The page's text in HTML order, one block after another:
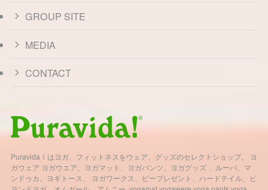
GROUP SITE
MEDIA
CONTACT
Puravida！はヨガ、フィットネスをウェア、グッズのセレクトショップ。 ヨ
ガウェア ヨガウエア、ヨガマット、ヨガパンツ、ヨガグッズ 、ルーパ、マ
ンドゥカ、ヨギトース、 ヨガワークス、ビープレゼント、ハードテイル、ビ